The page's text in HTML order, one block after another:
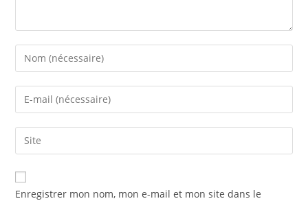
Enter
your
name
comment
Enter
your
email
address
comment
Saisir
l’URL
de
votre
Enregistrer mon nom, mon e-mail et mon site dans le